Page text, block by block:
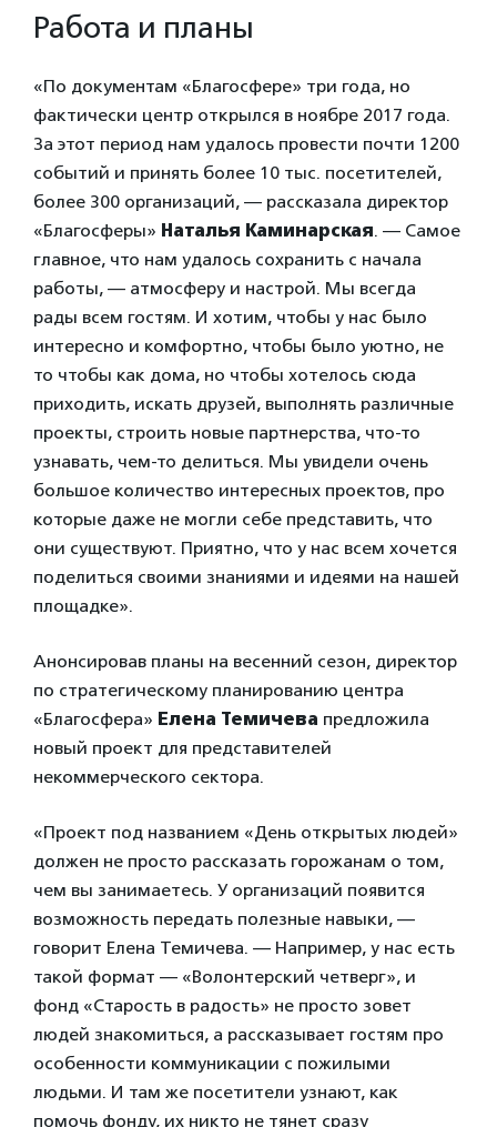
Работа и планы
«По документам «Благосфере» три года, но
фактически центр открылся в ноябре 2017 года.
За этот период нам удалось провести почти 1200
событий и принять более 10 тыс. посетителей,
более 300 организаций, — рассказала директор
«Благосферы» Наталья Каминарская. — Самое
главное, что нам удалось сохранить с начала
работы, — атмосферу и настрой. Мы всегда
рады всем гостям. И хотим, чтобы у нас было
интересно и комфортно, чтобы было уютно, не
то чтобы как дома, но чтобы хотелось сюда
приходить, искать друзей, выполнять различные
проекты, строить новые партнерства, что-то
узнавать, чем-то делиться. Мы увидели очень
большое количество интересных проектов, про
которые даже не могли себе представить, что
они существуют. Приятно, что у нас всем хочется
поделиться своими знаниями и идеями на нашей
площадке».
Анонсировав планы на весенний сезон, директор
по стратегическому планированию центра
«Благосфера» Елена Темичева предложила
новый проект для представителей
некоммерческого сектора.
«Проект под названием «День открытых людей»
должен не просто рассказать горожанам о том,
чем вы занимаетесь. У организаций появится
возможность передать полезные навыки, —
говорит Елена Темичева. — Например, у нас есть
такой формат — «Волонтерский четверг», и
фонд «Старость в радость» не просто зовет
людей знакомиться, а рассказывает гостям про
особенности коммуникации с пожилыми
людьми. И там же посетители узнают, как
помочь фонду, их никто не тянет сразу